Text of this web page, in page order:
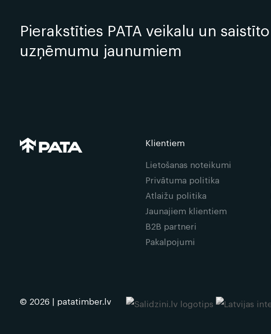
Pierakstīties PATA veikalu un saistīto
uzņēmumu jaunumiem
Klientiem
Lietošanas noteikumi
Privātuma politika
Atlaižu politika
Jaunajiem klientiem
B2B partneri
Pakalpojumi
© 2026 | patatimber.lv